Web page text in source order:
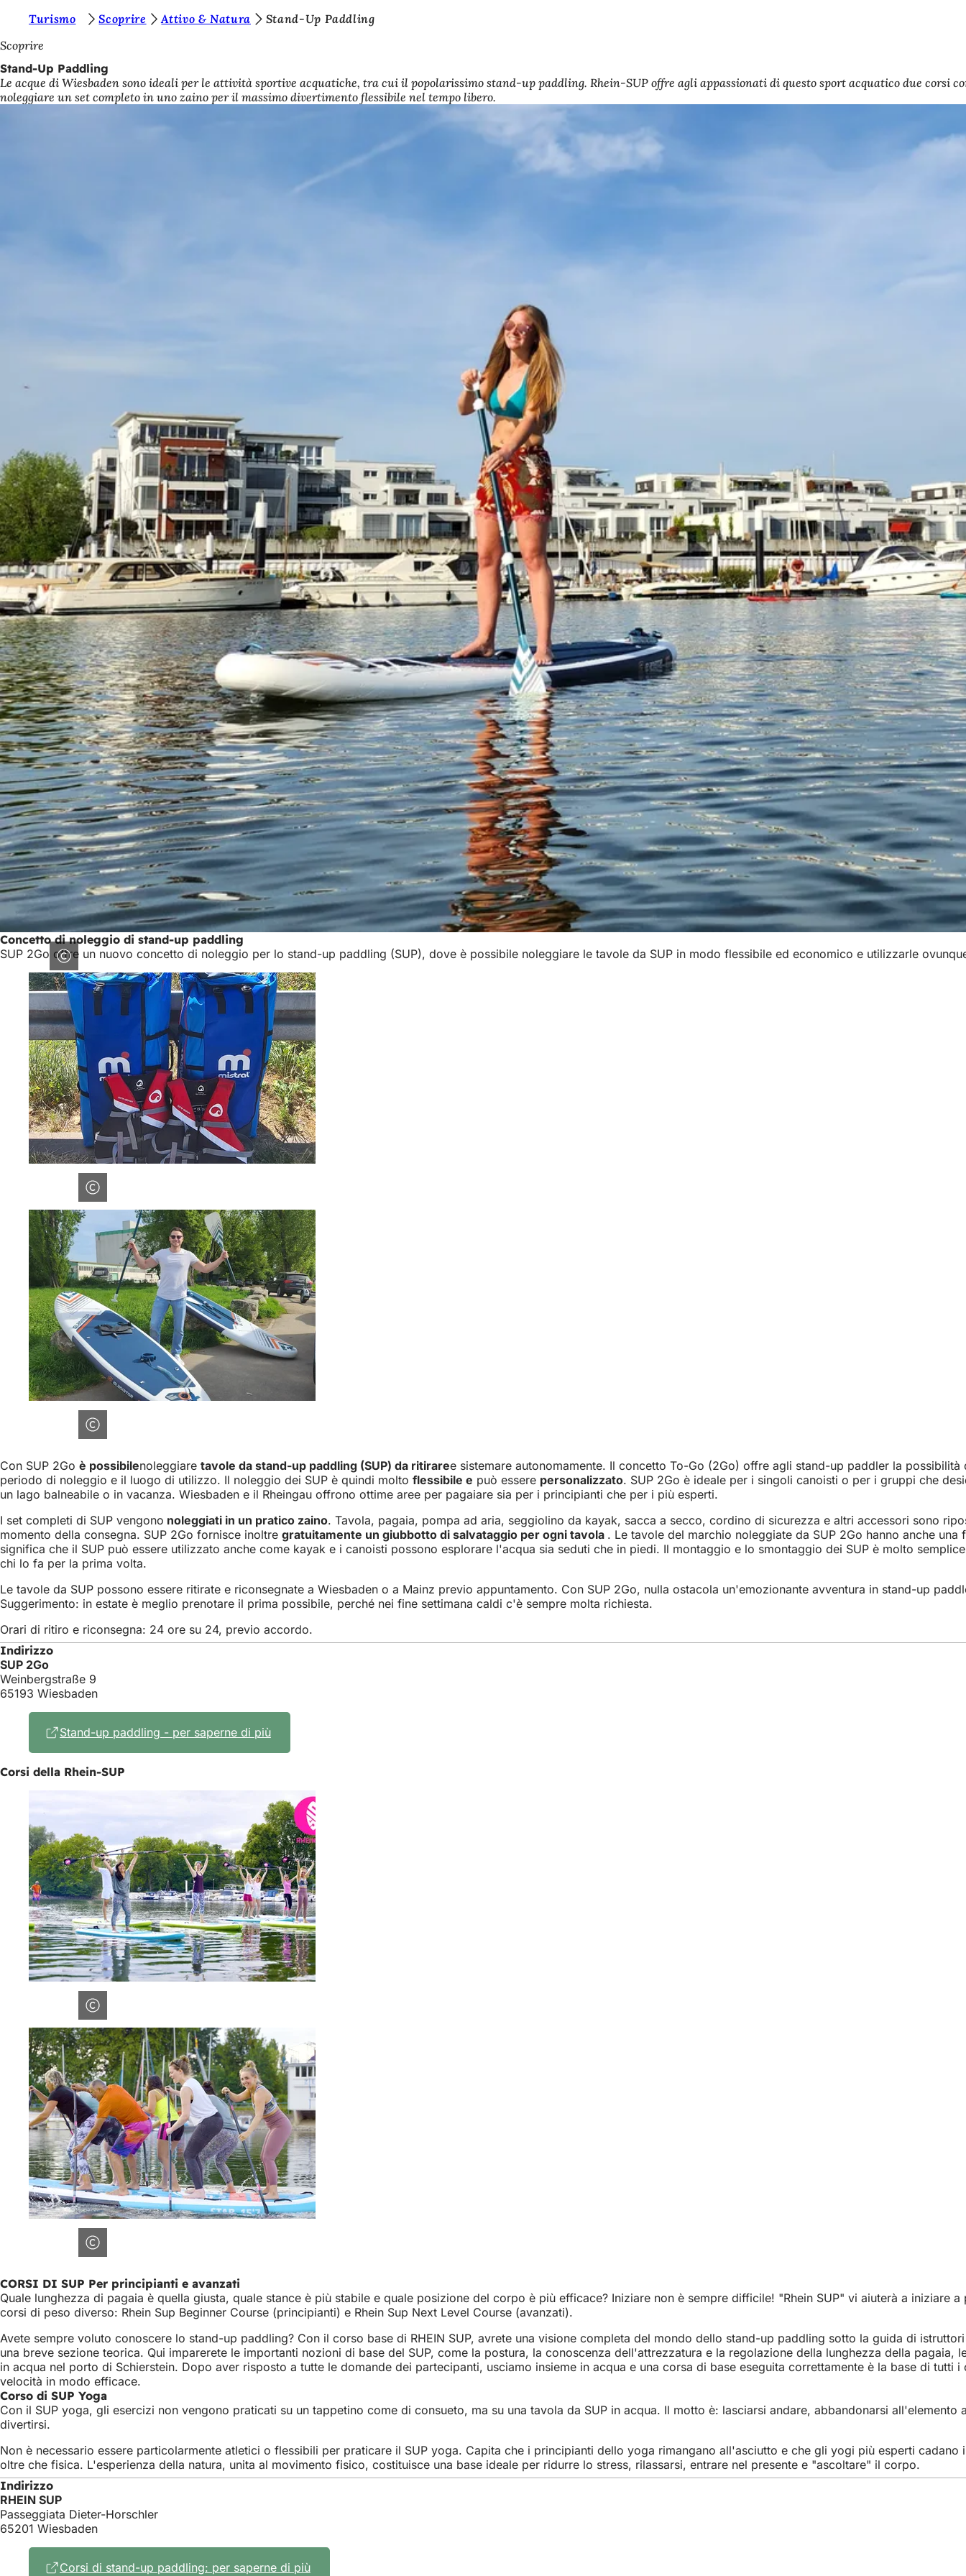
Vai al contenuto
i
e
t
e
Turismo Scoprire Attivo & Natura
Stand-Up Paddling
Scoprire
Stand-Up Paddling
Le acque di Wiesbaden sono ideali per le attività sportive acquatiche, tra cui il popolarissimo stand-up paddling. Rhein-SUP offre agli appassionati di questo sport acquatico due corsi
noleggiare un set completo in uno zaino per il massimo divertimento flessibile nel tempo libero.
Concetto di noleggio di stand-up paddling
SUP 2Go offre un nuovo concetto di noleggio per lo stand-up paddling (SUP), dove è possibile noleggiare le tavole da SUP in modo flessibile ed economico e utilizzarle
Con SUP 2Go è possibilenoleggiare tavole da stand-up paddling (SUP) da ritiraree sistemare autonomamente. Il concetto To-Go (2Go) offre agli stand-up paddler la
periodo di noleggio e il luogo di utilizzo. Il noleggio dei SUP è quindi molto flessibile e può essere personalizzato. SUP 2Go è ideale per i singoli canoisti o per i gruppi che
un lago balneabile o in vacanza. Wiesbaden e il Rheingau offrono ottime aree per pagaiare sia per i principianti che per i più esperti.
I set completi di SUP vengono noleggiati in un pratico zaino. Tavola, pagaia, pompa ad aria, seggiolino da kayak, sacca a secco, cordino di sicurezza e altri accessori sono
momento della consegna. SUP 2Go fornisce inoltre gratuitamente un giubbotto di salvataggio per ogni tavola . Le tavole del marchio noleggiate da SUP 2Go hanno anche
significa che il SUP può essere utilizzato anche come kayak e i canoisti possono esplorare l'acqua sia seduti che in piedi. Il montaggio e lo smontaggio dei SUP è molto
chi lo fa per la prima volta.
Le tavole da SUP possono essere ritirate e riconsegnate a Wiesbaden o a Mainz previo appuntamento. Con SUP 2Go, nulla ostacola un'emozionante avventura in stand-up
Suggerimento: in estate è meglio prenotare il prima possibile, perché nei fine settimana caldi c'è sempre molta richiesta.
Orari di ritiro e riconsegna: 24 ore su 24, previo accordo.
Indirizzo
SUP 2Go
Weinbergstraße 9
65193 Wiesbaden
Stand-up paddling - per saperne di più(Si
apre
scheda)
Corsi della Rhein-SUP
CORSI DI SUP Per principianti e avanzati
Quale lunghezza di pagaia è quella giusta, quale stance è più stabile e quale posizione del corpo è più efficace? Iniziare non è sempre difficile! "Rhein SUP" vi aiuterà a iniziare
corsi di peso diverso: Rhein Sup Beginner Course (principianti) e Rhein Sup Next Level Course (avanzati).
Avete sempre voluto conoscere lo stand-up paddling? Con il corso base di RHEIN SUP, avrete una visione completa del mondo dello stand-up paddling sotto la guida di
una breve sezione teorica. Qui imparerete le importanti nozioni di base del SUP, come la postura, la conoscenza dell'attrezzatura e la regolazione della lunghezza della pagaia,
in acqua nel porto di Schierstein. Dopo aver risposto a tutte le domande dei partecipanti, usciamo insieme in acqua e una corsa di base eseguita correttamente è la base di tutti
velocità in modo efficace.
Corso di SUP Yoga
Con il SUP yoga, gli esercizi non vengono praticati su un tappetino come di consueto, ma su una tavola da SUP in acqua. Il motto è: lasciarsi andare, abbandonarsi all'elemento
divertirsi.
Non è necessario essere particolarmente atletici o flessibili per praticare il SUP yoga. Capita che i principianti dello yoga rimangano all'asciutto e che gli yogi più esperti cadano
oltre che fisica. L'esperienza della natura, unita al movimento fisico, costituisce una base ideale per ridurre lo stress, rilassarsi, entrare nel presente e "ascoltare" il corpo.
Indirizzo
RHEIN SUP
Passeggiata Dieter-Horschler
65201 Wiesbaden
Corsi di stand-up paddling: per saperne di più(Si